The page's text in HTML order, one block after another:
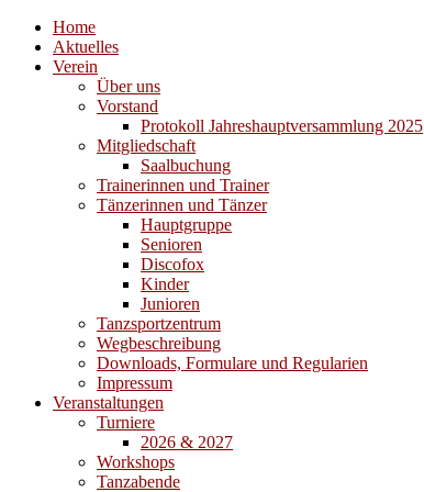
Home
Aktuelles
Verein
Über uns
Vorstand
Protokoll Jahreshauptversammlung 2025
Mitgliedschaft
Saalbuchung
Trainerinnen und Trainer
Tänzerinnen und Tänzer
Hauptgruppe
Senioren
Discofox
Kinder
Junioren
Tanzsportzentrum
Wegbeschreibung
Downloads, Formulare und Regularien
Impressum
Veranstaltungen
Turniere
2026 & 2027
Workshops
Tanzabende